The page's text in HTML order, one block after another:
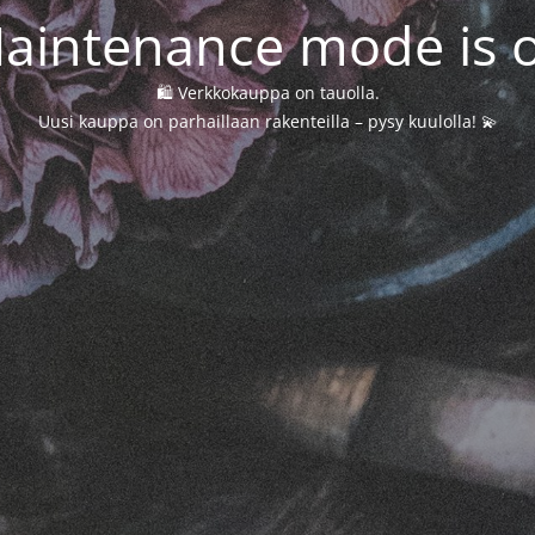
mode is
🛍️ Verkkokauppa on tauolla.
Uusi kauppa on parhaillaan rakenteilla – pysy kuulolla! 💫